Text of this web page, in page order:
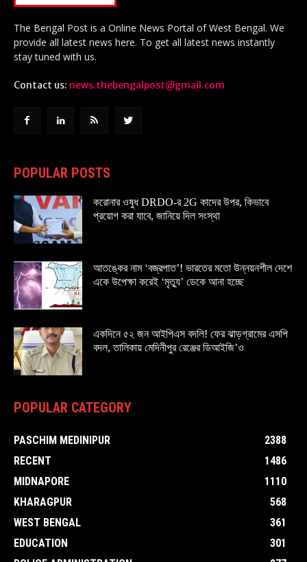
The Bengal Post is a Online News Portal of West Bengal. We
provide all latest news here. To get all latest news instantly
stay tuned with us.
Contact us: news.thebengalpost@gmail.com
POPULAR POSTS
করোনার ওষুধ DRDO-র 2G কাদের উপর, কিভাবে
প্রয়োগ করা যাবে, জানিয়ে দিল সংস্থা
আতঙ্কের নাম ‘বজ্রপাত’! ভারতের মতো উন্নয়নশীল দেশে
একে উপেক্ষা করেই ‘মৃত্যু’ ডেকে আনা হচ্ছে
একদিনে ৫২ জন আইপিএস বদলি! ফের ঝাড়গ্রামের এসপি
বদল, তালিকায় মেদিনীপুর রেঞ্জের ডিআইজি’ও
POPULAR CATEGORY
PASCHIM MEDINIPUR
2388
RECENT
1486
MIDNAPORE
1110
KHARAGPUR
568
WEST BENGAL
361
EDUCATION
301